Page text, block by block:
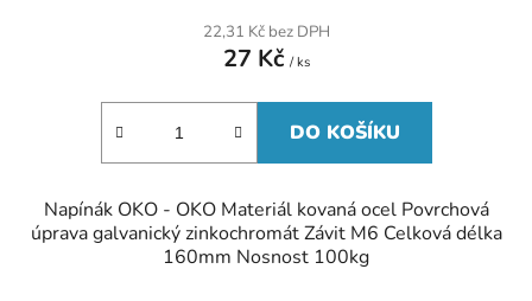
22,31 Kč bez DPH
27 Kč / ks
DO KOŠÍKU
Napínák OKO - OKO Materiál kovaná ocel Povrchová
úprava galvanický zinkochromát Závit M6 Celková délka
160mm Nosnost 100kg